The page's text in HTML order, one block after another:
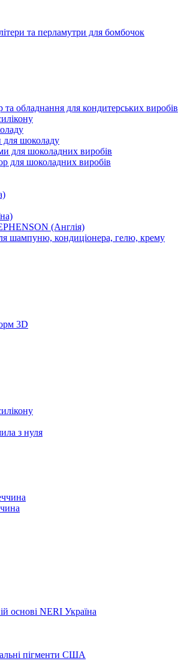
та перламутри для бомбочок
та обладнання для кондитерських виробів
для шоколаду
для шоколадних виробів
для шоколадних виробів
(Англія)
шампуню, кондиціонера, гелю, крему
3D
з нуля
основі NERI Україна
пігменти США